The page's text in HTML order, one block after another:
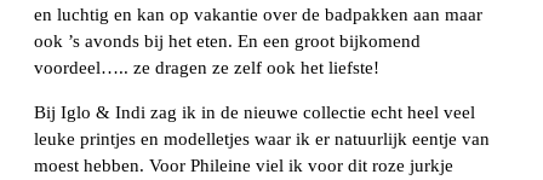
en luchtig en kan op vakantie over de badpakken aan maar
ook ’s avonds bij het eten. En een groot bijkomend
voordeel….. ze dragen ze zelf ook het liefste!
Bij Iglo & Indi zag ik in de nieuwe collectie echt heel veel
leuke printjes en modelletjes waar ik er natuurlijk eentje van
moest hebben. Voor Phileine viel ik voor dit roze jurkje